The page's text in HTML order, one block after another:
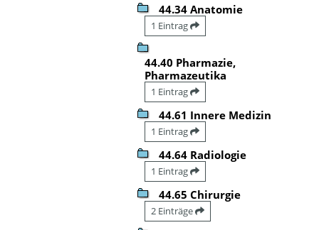
44.34 Anatomie
1 Eintrag
44.40 Pharmazie,
Pharmazeutika
1 Eintrag
44.61 Innere Medizin
1 Eintrag
44.64 Radiologie
1 Eintrag
44.65 Chirurgie
2 Einträge